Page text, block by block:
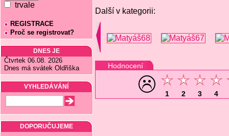
trvale
REGISTRACE
Proč se registrovat?
DNES JE
Čtvrtek 06.08. 2026
Dnes má svátek Oldřiška
VYHLEDÁVÁNÍ
DOPORUČUJEME
Další v kategorii:
Hodnocení
1 2 3 4